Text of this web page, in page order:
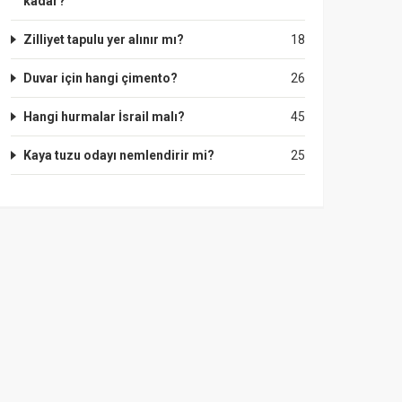
18
Zilliyet tapulu yer alınır mı?
26
Duvar için hangi çimento?
45
Hangi hurmalar İsrail malı?
25
Kaya tuzu odayı nemlendirir mi?